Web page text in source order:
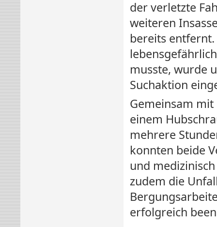
der verletzte
weiteren
bereits
musste, wurde
Suchaktion
Gemeinsam
einem
mehrere
konnten beide
und
zudem die
erfolgreich